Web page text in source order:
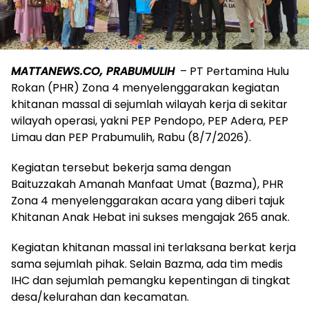
MATTANEWS.CO, PRABUMULIH– PT Pertamina Hulu
Rokan (PHR) Zona 4 menyelenggarakan kegiatan
khitanan massal di sejumlah wilayah kerja di sekitar
wilayah operasi, yakni PEP Pendopo, PEP Adera, PEP
Limau dan PEP Prabumulih, Rabu (8/7/2026).
Kegiatan tersebut bekerja sama dengan
Baituzzakah Amanah Manfaat Umat (Bazma), PHR
Zona 4 menyelenggarakan acara yang diberi tajuk
Khitanan Anak Hebat ini sukses mengajak 265 anak.
Kegiatan khitanan massal ini terlaksana berkat kerja
sama sejumlah pihak. Selain Bazma, ada tim medis
IHC dan sejumlah pemangku kepentingan di tingkat
desa/kelurahan dan kecamatan.